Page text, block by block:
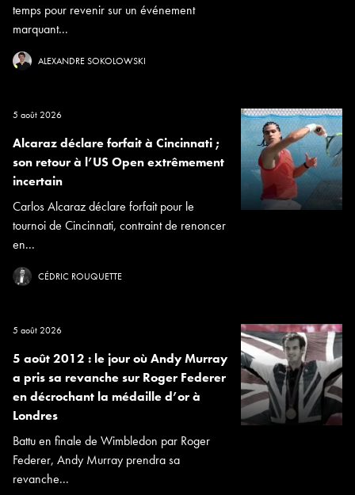
temps pour revenir sur un événement
marquant...
ALEXANDRE SOKOLOWSKI
5 août 2026
Alcaraz déclare forfait à Cincinnati ;
son retour à l’US Open extrêmement
incertain
Carlos Alcaraz déclare forfait pour le
tournoi de Cincinnati, contraint de renoncer
en...
CÉDRIC ROUQUETTE
5 août 2026
5 août 2012 : le jour où Andy Murray
a pris sa revanche sur Roger Federer
en décrochant la médaille d’or à
Londres
Battu en finale de Wimbledon par Roger
Federer, Andy Murray prendra sa
revanche...